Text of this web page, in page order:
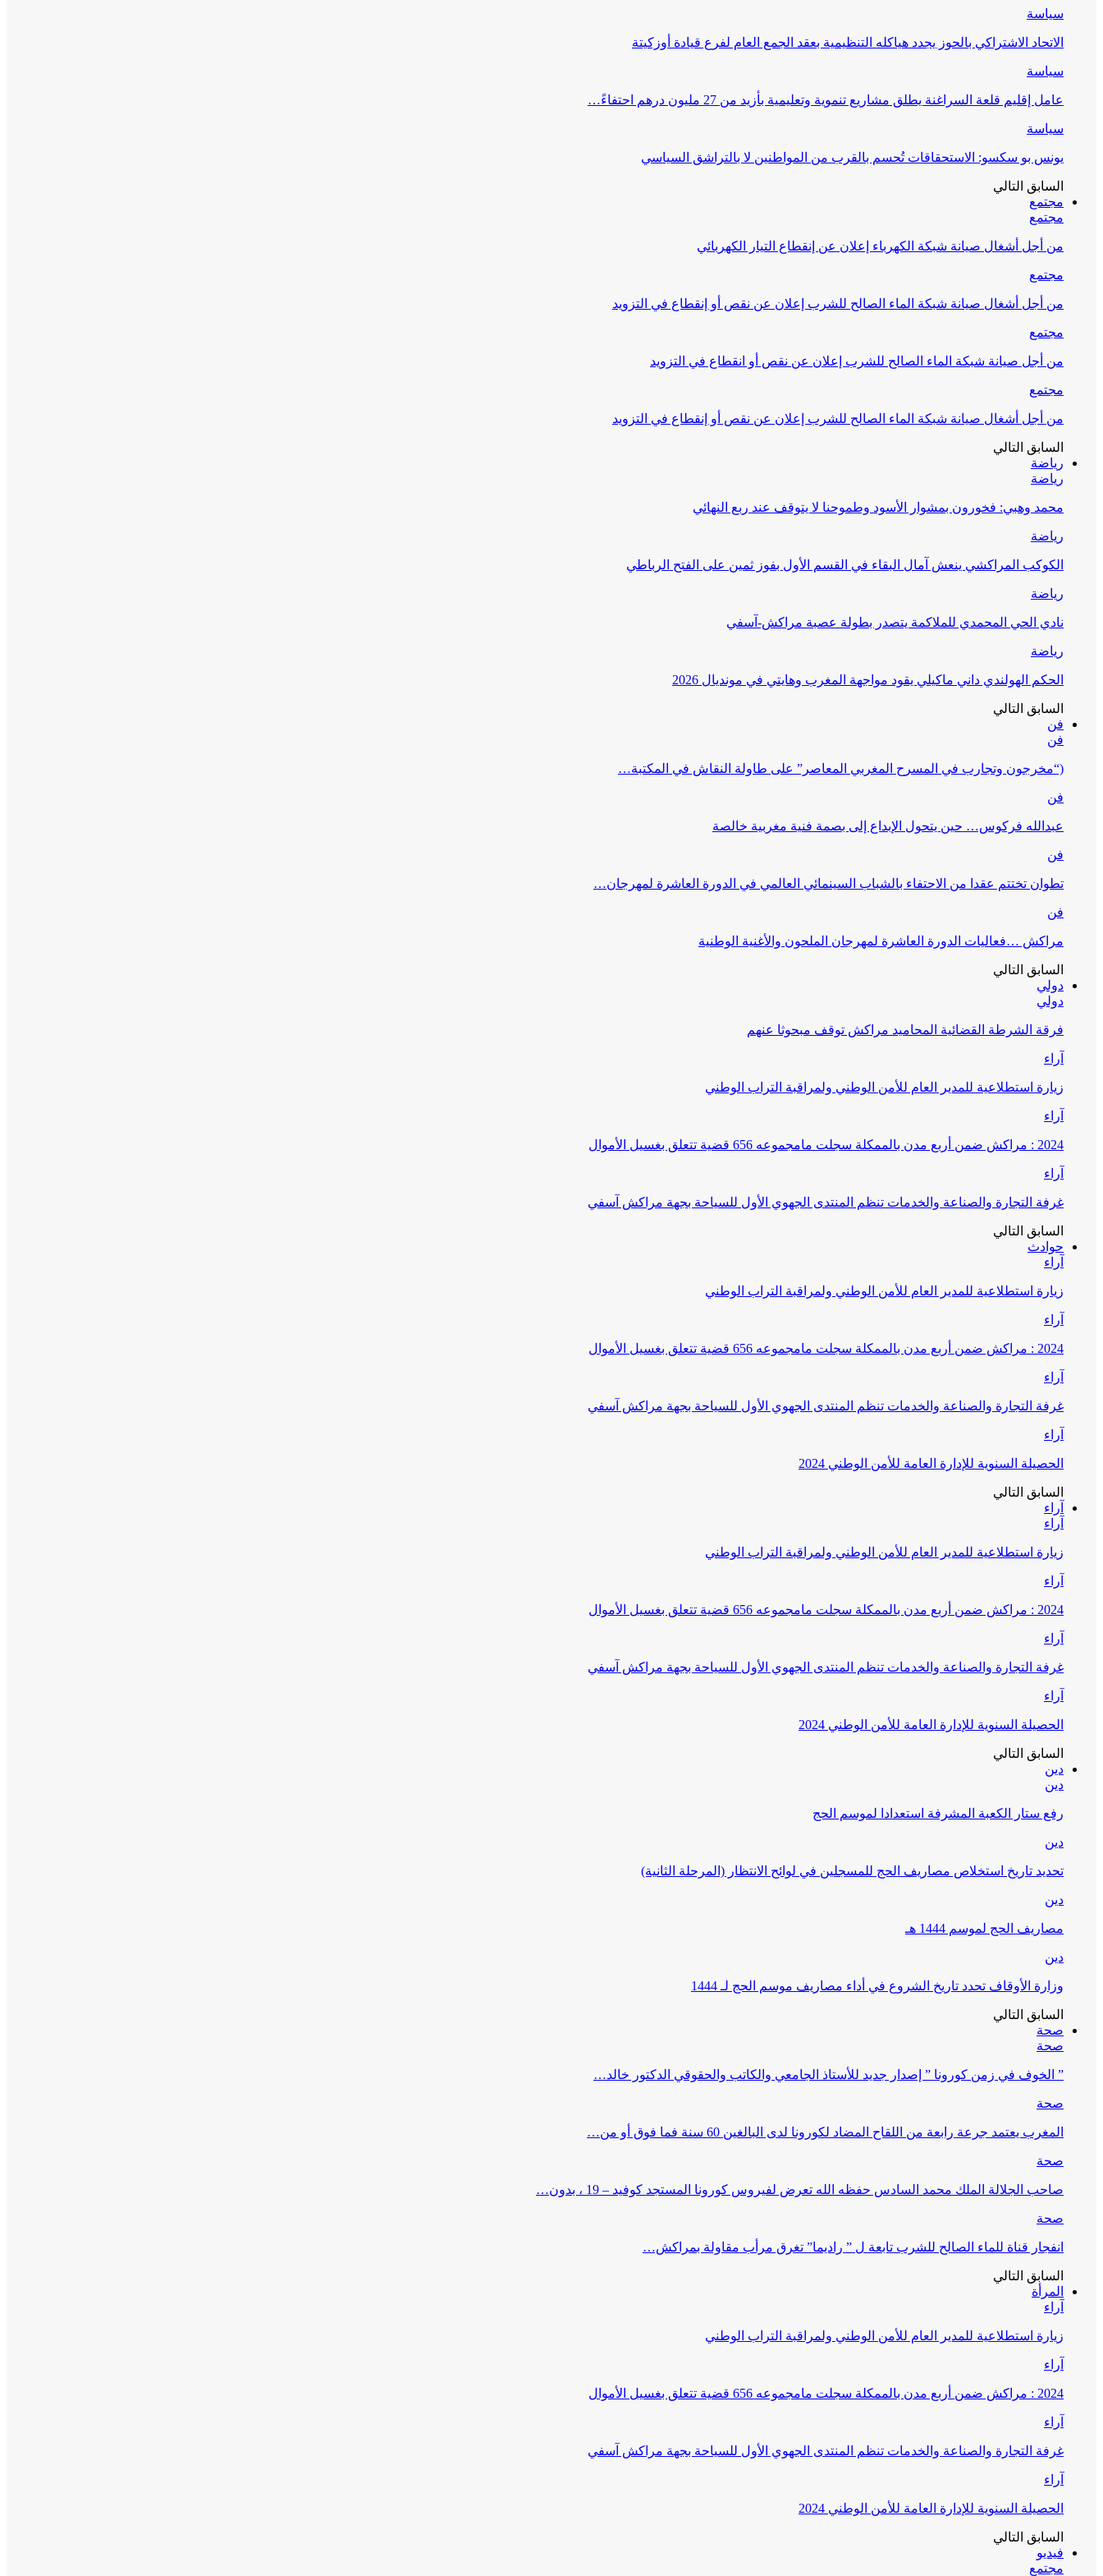
سياسة
الاتحاد الاشتراكي بالحوز يجدد هياكله التنظيمية بعقد الجمع العام لفرع قيادة أوزكيتة
سياسة
عامل إقليم قلعة السراغنة يطلق مشاريع تنموية وتعليمية بأزيد من 27 مليون درهم احتفاءً…
سياسة
يونس بو سكسو: الاستحقاقات تُحسم بالقرب من المواطنين لا بالتراشق السياسي
السابق التالي
مجتمع
مجتمع
من أجل أشغال صيانة شبكة الكهرباء إعلان عن إنقطاع التيار الكهربائي
مجتمع
من أجل أشغال صيانة شبكة الماء الصالح للشرب إعلان عن نقص أو إنقطاع في التزويد
مجتمع
من أجل صيانة شبكة الماء الصالح للشرب إعلان عن نقص أو انقطاع في التزويد
مجتمع
من أجل أشغال صيانة شبكة الماء الصالح للشرب إعلان عن نقص أو إنقطاع في التزويد
السابق التالي
رياضة
رياضة
محمد وهبي: فخورون بمشوار الأسود وطموحنا لا يتوقف عند ربع النهائي
رياضة
الكوكب المراكشي ينعش آمال البقاء في القسم الأول بفوز ثمين على الفتح الرباطي
رياضة
نادي الحي المحمدي للملاكمة يتصدر بطولة عصبة مراكش-آسفي
رياضة
الحكم الهولندي داني ماكيلي يقود مواجهة المغرب وهايتي في مونديال 2026
السابق التالي
فن
فن
(“مخرجون وتجارب في المسرح المغربي المعاصر” على طاولة النقاش في المكتبة…
فن
عبدالله فركوس… حين يتحول الإبداع إلى بصمة فنية مغربية خالصة
فن
تطوان تختتم عقدا من الاحتفاء بالشباب السينمائي العالمي في الدورة العاشرة لمهرجان…
فن
مراكش …فعاليات الدورة العاشرة لمهرجان الملحون والأغنية الوطنية
السابق التالي
دولي
دولي
فرقة الشرطة القضائية المحاميد مراكش توقف مبحوثا عنهم
آراء
زيارة استطلاعية للمدير العام للأمن الوطني ولمراقبة التراب الوطني
آراء
2024 : مراكش ضمن أربع مدن بالممكلة سجلت مامجموعه 656 قضية تتعلق بغسيل الأموال
آراء
غرفة التجارة والصناعة والخدمات تنظم المنتدى الجهوي الأول للسياحة بجهة مراكش آسفي
السابق التالي
حوادث
آراء
زيارة استطلاعية للمدير العام للأمن الوطني ولمراقبة التراب الوطني
آراء
2024 : مراكش ضمن أربع مدن بالممكلة سجلت مامجموعه 656 قضية تتعلق بغسيل الأموال
آراء
غرفة التجارة والصناعة والخدمات تنظم المنتدى الجهوي الأول للسياحة بجهة مراكش آسفي
آراء
الحصيلة السنوية للإدارة العامة للأمن الوطني 2024
السابق التالي
آراء
آراء
زيارة استطلاعية للمدير العام للأمن الوطني ولمراقبة التراب الوطني
آراء
2024 : مراكش ضمن أربع مدن بالممكلة سجلت مامجموعه 656 قضية تتعلق بغسيل الأموال
آراء
غرفة التجارة والصناعة والخدمات تنظم المنتدى الجهوي الأول للسياحة بجهة مراكش آسفي
آراء
الحصيلة السنوية للإدارة العامة للأمن الوطني 2024
السابق التالي
دين
دين
رفع ستار الكعبة المشرفة استعدادا لموسم الحج
دين
تحديد تاريخ استخلاص مصاريف الحج للمسجلين في لوائح الانتظار (المرحلة الثانية)
دين
مصاريف الحج لموسم 1444 هـ
دين
وزارة الأوقاف تحدد تاريخ الشروع في أداء مصاريف موسم الحج لـ 1444
السابق التالي
صحة
صحة
” الخوف في زمن كورونا ” إصدار جديد للأستاذ الجامعي والكاتب والحقوقي الدكتور خالد…
صحة
المغرب يعتمد جرعة رابعة من اللقاح المضاد لكورونا لدى البالغين 60 سنة فما فوق أو من…
صحة
صاحب الجلالة الملك محمد السادس حفظه الله تعرض لفيروس كورونا المستجد كوفيد – 19 ، بدون…
صحة
انفجار قناة للماء الصالح للشرب تابعة ل ” راديما” تغرق مرأب مقاولة بمراكش…
السابق التالي
المرأة
آراء
زيارة استطلاعية للمدير العام للأمن الوطني ولمراقبة التراب الوطني
آراء
2024 : مراكش ضمن أربع مدن بالممكلة سجلت مامجموعه 656 قضية تتعلق بغسيل الأموال
آراء
غرفة التجارة والصناعة والخدمات تنظم المنتدى الجهوي الأول للسياحة بجهة مراكش آسفي
آراء
الحصيلة السنوية للإدارة العامة للأمن الوطني 2024
السابق التالي
فيديو
مجتمع